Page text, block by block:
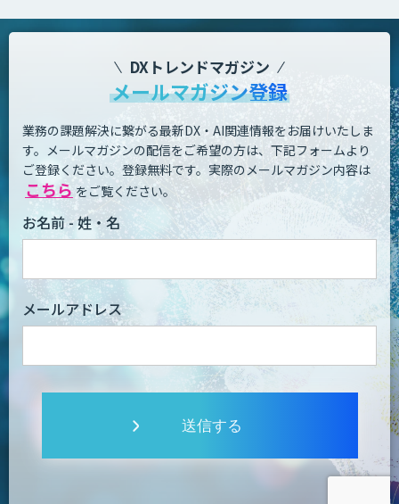
DXトレンドマガジン
メールマガジン登録
業務の課題解決に繋がる最新DX・AI関連情報をお届けいたしま
す。 メールマガジンの配信をご希望の方は、下記フォームより
ご登録ください。登録無料です。 実際のメールマガジン内容は
こちら をご覧ください。
お名前 - 姓・名
メールアドレス
送信する